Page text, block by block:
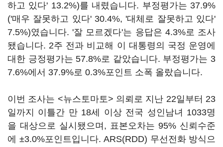
하고 있다' 13.2%)를 내렸습니다. 부정평가는 37.9%
('매우 잘못하고 있다' 30.4%, '대체로 잘못하고 있다'
7.5%)였습니다. '잘 모르겠다'는 응답은 4.3%로 조사
됐습니다. 2주 전과 비교해 이 대통령의 국정 운영에
대한 긍정평가는 57.8%로 같았습니다. 부정평가는 3
7.6%에서 37.9%로 0.3%포인트 소폭 올랐습니다.
이번 조사는 <뉴스토마토> 의뢰로 지난 22일부터 23
일까지 이틀간 만 18세 이상 전국 성인남녀 1033명
을 대상으로 실시됐으며, 표본오차는 95% 신뢰수준
에 ±3.0%포인트입니다. ARS(RDD) 무선전화 방식으